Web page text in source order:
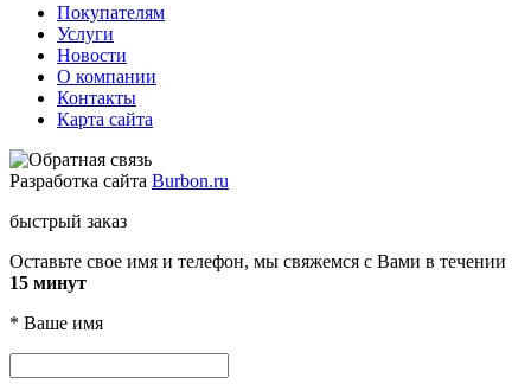
Покупателям
Услуги
Новости
О компании
Контакты
Карта сайта
Разработка сайта Burbon.ru
быстрый заказ
Оставьте свое имя и телефон, мы свяжемся с Вами в течении
15 минут
* Ваше имя